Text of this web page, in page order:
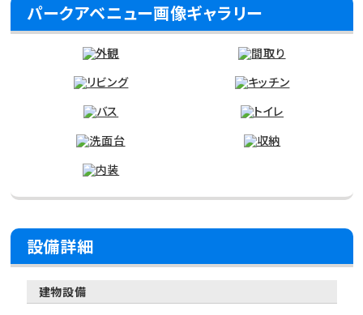
パークアベニュー画像ギャラリー
設備詳細
建物設備